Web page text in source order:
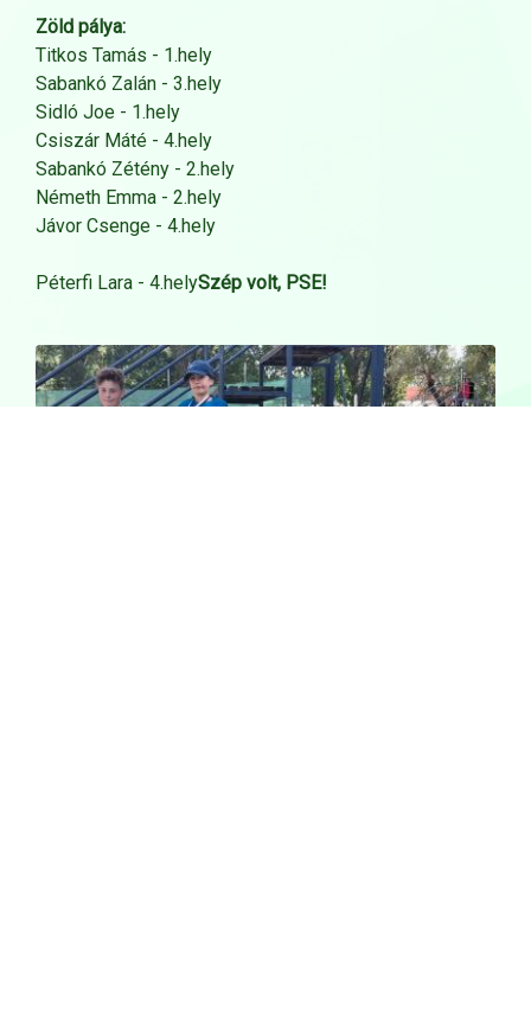
Zöld pálya:
Titkos Tamás - 1.hely
Sabankó Zalán - 3.hely
Sidló Joe - 1.hely
Csiszár Máté - 4.hely
Sabankó Zétény - 2.hely
Németh Emma - 2.hely
Jávor Csenge - 4.hely
Péterfi Lara - 4.helySzép volt, PSE!